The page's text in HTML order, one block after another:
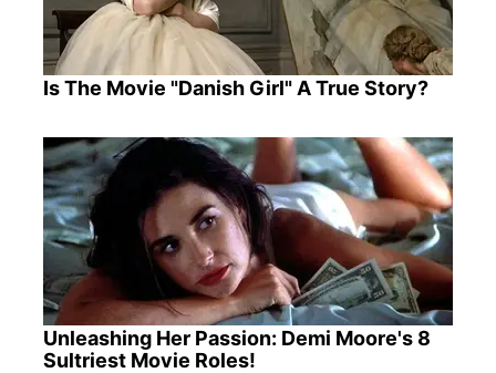
Is The Movie "Danish Girl" A True Story?
Unleashing Her Passion: Demi Moore's 8
Sultriest Movie Roles!